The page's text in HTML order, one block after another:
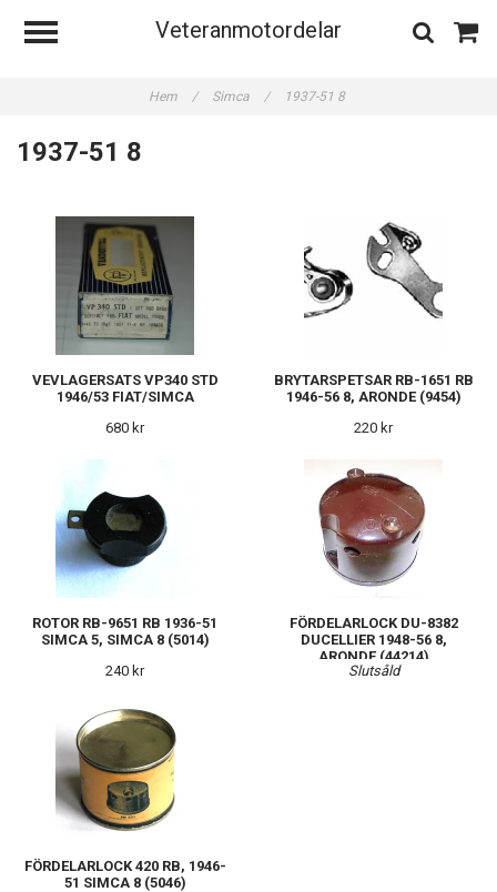
Veteranmotordelar
Hem / Simca / 1937-51 8
1937-51 8
VEVLAGERSATS VP340 STD
1946/53 FIAT/SIMCA
680 kr
BRYTARSPETSAR RB-1651 RB
1946-56 8, ARONDE (9454)
220 kr
ROTOR RB-9651 RB 1936-51
SIMCA 5, SIMCA 8 (5014)
240 kr
FÖRDELARLOCK DU-8382
DUCELLIER 1948-56 8,
ARONDE (44214)
Slutsåld
FÖRDELARLOCK 420 RB, 1946-
51 SIMCA 8 (5046)